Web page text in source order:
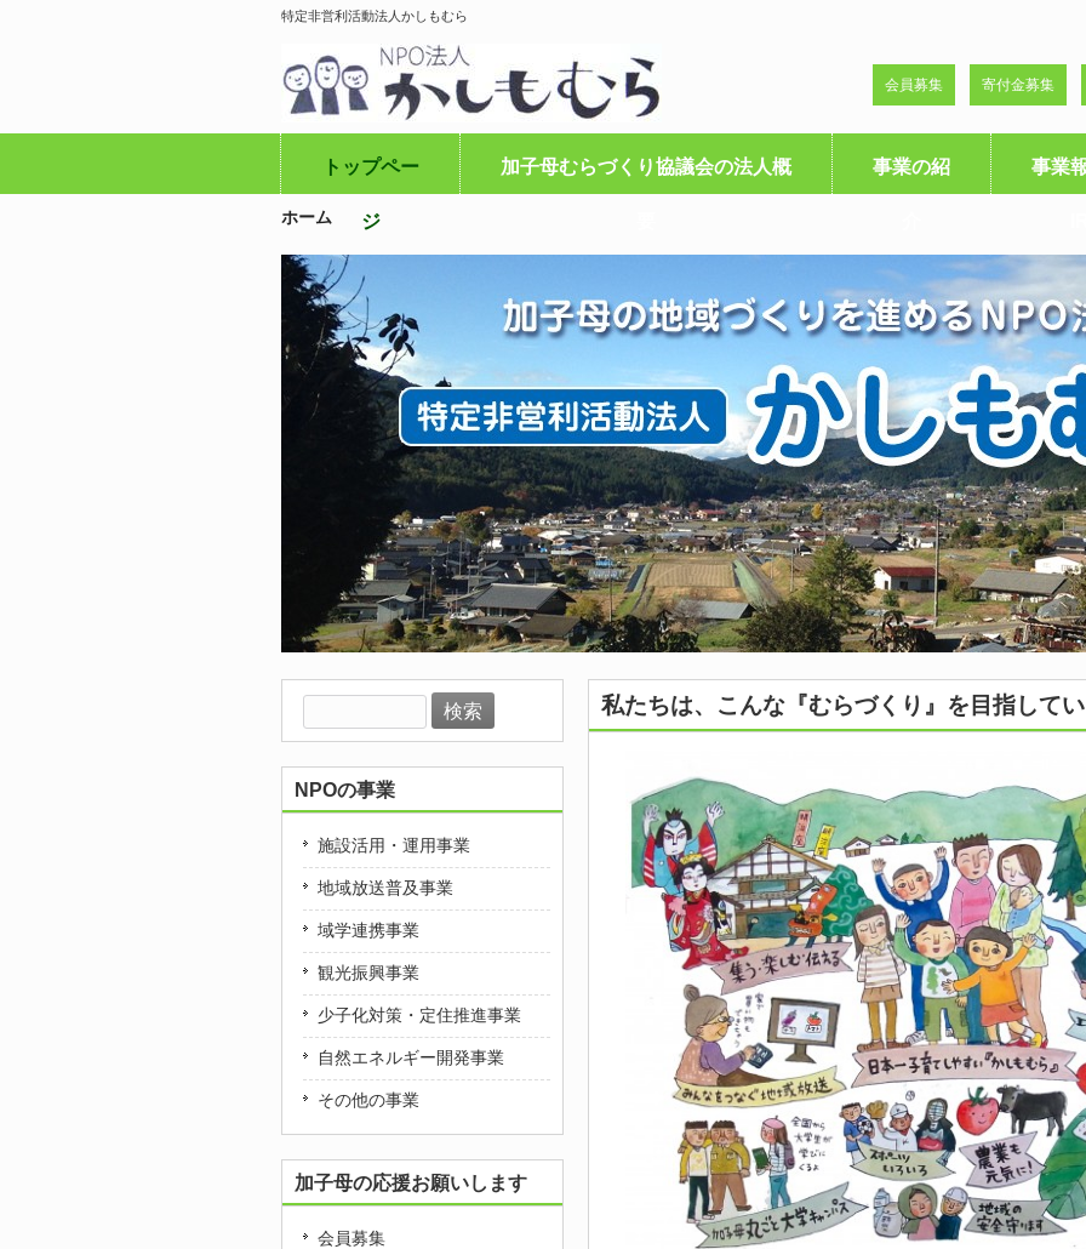
特定非営利活動法人かしもむら
会員募集 寄付金募集
トップペー
ジ
加子母むらづくり協議会の法人概 事業の紹 事業
ホーム
私たちは、こんな『むらづくり』を目指して
検
索:
NPOの事業
施設活用・運用事業
地域放送普及事業
域学連携事業
観光振興事業
少子化対策・定住推進事業
自然エネルギー開発事業
その他の事業
加子母の応援お願いします
会員募集